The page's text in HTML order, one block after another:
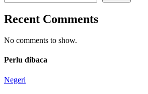
Recent Comments
No comments to show.
Perlu dibaca
Negeri